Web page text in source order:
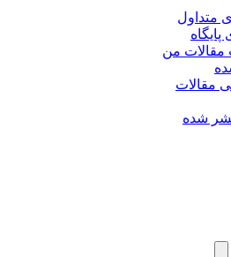
متداول
مقالات من
مقالات
شده